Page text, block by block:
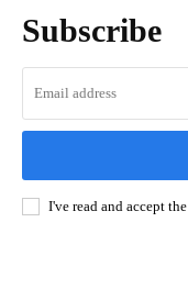
Subscribe
I've read and accept the